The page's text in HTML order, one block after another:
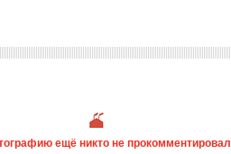
ещё никто не прокомментировал